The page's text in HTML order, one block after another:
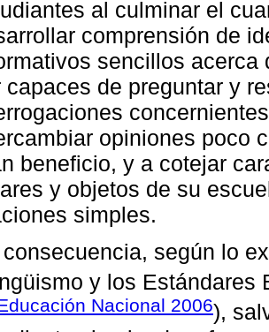
al culminar el
comprensión de
sencillos
capaces de preguntar y
opiniones poco
beneficio, y a cotejar
y objetos de su
simples.
consecuencia, según lo
y los Estándares
Nacional 2006),